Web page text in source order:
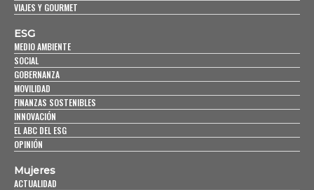
VIAJES Y GOURMET
ESG
MEDIO AMBIENTE
SOCIAL
GOBERNANZA
MOVILIDAD
FINANZAS SOSTENIBLES
INNOVACIÓN
EL ABC DEL ESG
OPINIÓN
Mujeres
ACTUALIDAD